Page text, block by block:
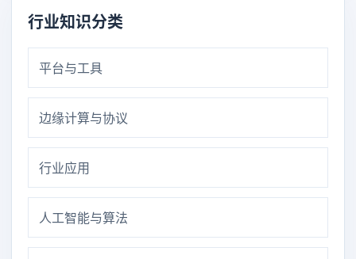
行业知识分类
平台与工具
边缘计算与协议
行业应用
人工智能与算法